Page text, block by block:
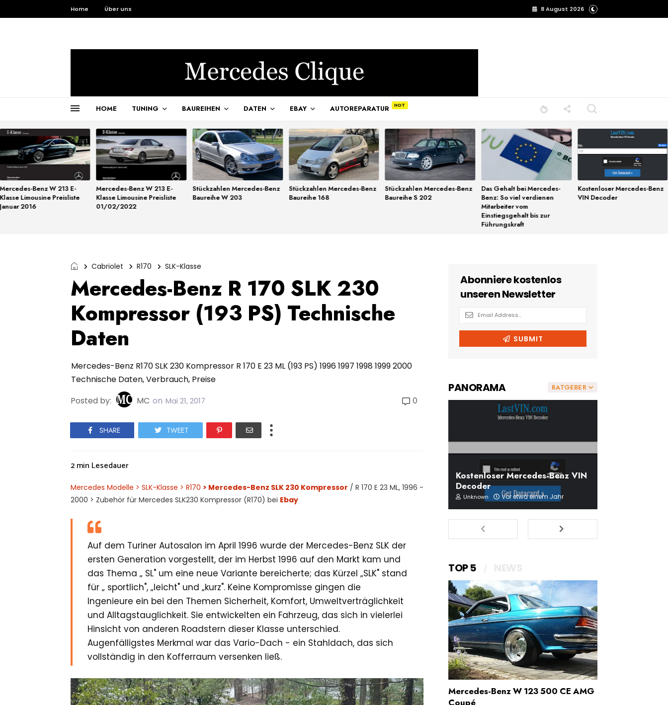
Home Über uns 8 August 2026
HOME TUNING BAUREIHEN DATEN EBAY AUTOREPARATUR
Mercedes-Benz W 213 E-
Klasse Limousine Preisliste
Januar 2016
Mercedes-Benz W 213 E-
Klasse Limousine Preisliste
01/02/2022
Stückzahlen Mercedes-Benz
Baureihe W 203
Stückzahlen Mercedes-Benz
Baureihe 168
Stückzahlen Mercedes-Benz
Baureihe S 202
Das Gehalt bei Mercedes-
Benz: So viel verdienen
Mitarbeiter vom
Einstiegsgehalt bis zur
Führungskraft
Kostenloser Mercedes-Benz
VIN Decoder
Cabriolet R170 SLK-Klasse
Mercedes-Benz R 170 SLK 230
Kompressor (193 PS) Technische
Daten
Mercedes-Benz R170 SLK 230 Kompressor R 170 E 23 ML (193 PS) 1996 1997 1998 1999 2000
Technische Daten, Verbrauch, Preise
Posted by:
MC on Mai 21, 2017 0
SHARE TWEET
2 min Lesedauer
Mercedes Modelle > SLK-Klasse > R170 > Mercedes-Benz SLK 230 Kompressor / R 170 E 23 ML, 1996 -
2000 > Zubehör für Mercedes SLK230 Kompressor (R170) bei Ebay
Auf dem Turiner Autosalon im April 1996 wurde der Mercedes-Benz SLK der
ersten Generation vorgestellt, der im Herbst 1996 auf den Markt kam und
das Thema „ SL" um eine neue Variante bereicherte; das Kürzel „SLK" stand
für „ sportlich", „leicht" und „kurz". Keine Kompromisse gingen die
Ingenieure ein bei den Themen Sicherheit, Komfort, Umweltverträglichkeit
und Alltagstauglichkeit. Sie entwickelten ein Fahrzeug, das sich in vielerlei
Hinsicht von anderen Roadstern dieser Klasse unterschied.
Augenfälligstes Merkmal war das Vario-Dach - ein Stahldach, das sich
vollständig in den Kofferraum versenken ließ.
RATGEBER
PANORAMA
Kostenloser Mercedes-Benz VIN
Decoder
Unknown vor etwa einem Jahr
TOP 5
Mercedes-Benz W 123 500 CE AMG
Coupé